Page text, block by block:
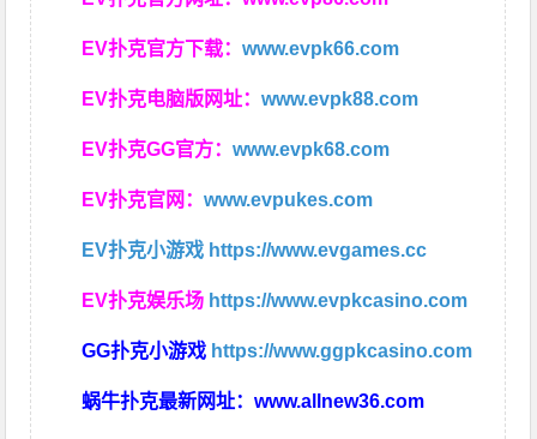
EV扑克官方下载：www.evpk66.com
EV扑克电脑版网址：www.evpk88.com
EV扑克GG官方：www.evpk68.com
EV扑克官网：www.evpukes.com
EV扑克小游戏 https://www.evgames.cc
EV扑克娱乐场 https://www.evpkcasino.com
GG扑克小游戏 https://www.ggpkcasino.com
蜗牛扑克最新网址：www.allnew36.com